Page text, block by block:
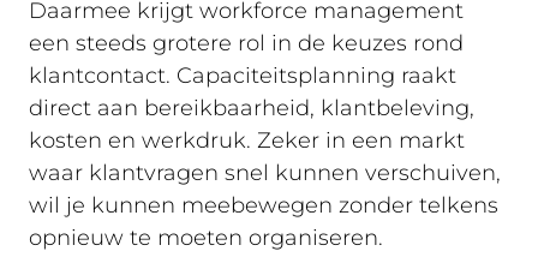
Daarmee krijgt workforce management
een steeds grotere rol in de keuzes rond
klantcontact. Capaciteitsplanning raakt
direct aan bereikbaarheid, klantbeleving,
kosten en werkdruk. Zeker in een markt
waar klantvragen snel kunnen verschuiven,
wil je kunnen meebewegen zonder telkens
opnieuw te moeten organiseren.